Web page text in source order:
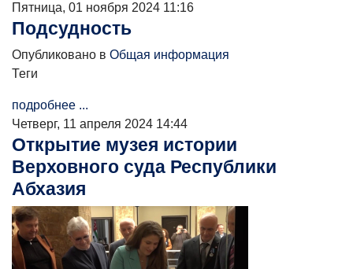
Пятница, 01 ноября 2024 11:16
Подсудность
Опубликовано в Общая информация
Теги
подробнее ...
Четверг, 11 апреля 2024 14:44
Открытие музея истории
Верховного суда Республики
Абхазия